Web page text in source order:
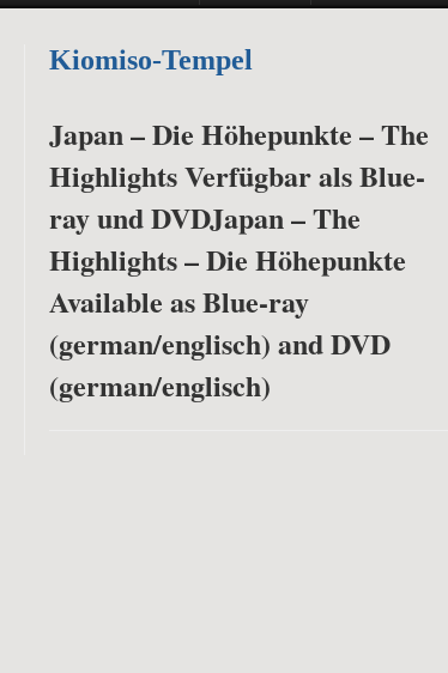
Kiomiso-Tempel
Japan – Die Höhepunkte – The
Highlights Verfügbar als Blue-
ray und DVDJapan – The
Highlights – Die Höhepunkte
Available as Blue-ray
(german/englisch) and DVD
(german/englisch)